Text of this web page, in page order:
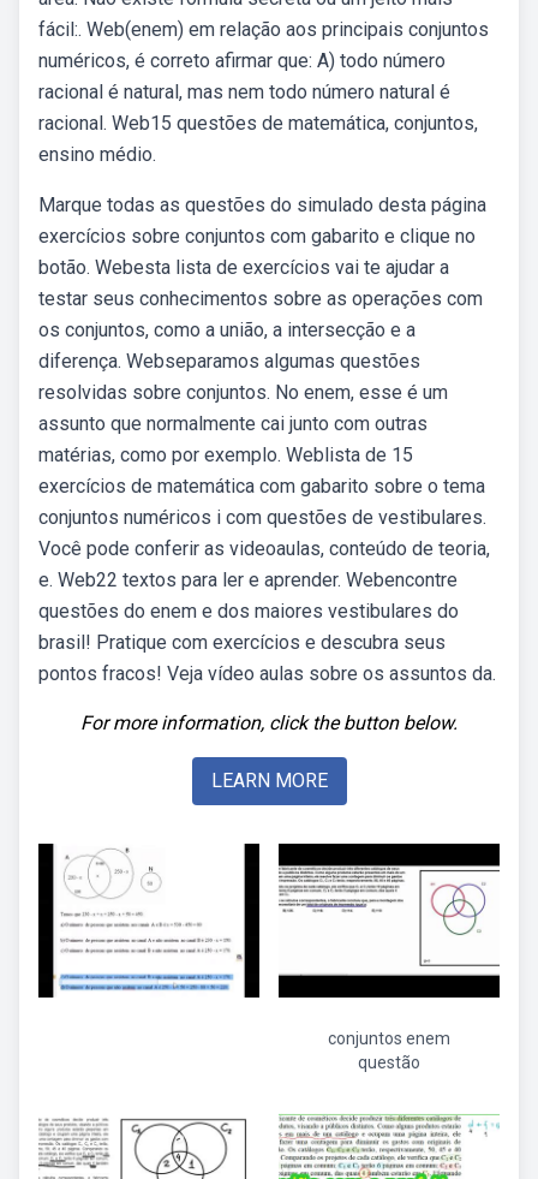
fácil:. Web(enem) em relação aos principais conjuntos
numéricos, é correto afirmar que: A) todo número
racional é natural, mas nem todo número natural é
racional. Web15 questões de matemática, conjuntos,
ensino médio.
Marque todas as questões do simulado desta página
exercícios sobre conjuntos com gabarito e clique no
botão. Webesta lista de exercícios vai te ajudar a
testar seus conhecimentos sobre as operações com
os conjuntos, como a união, a intersecção e a
diferença. Webseparamos algumas questões
resolvidas sobre conjuntos. No enem, esse é um
assunto que normalmente cai junto com outras
matérias, como por exemplo. Weblista de 15
exercícios de matemática com gabarito sobre o tema
conjuntos numéricos i com questões de vestibulares.
Você pode conferir as videoaulas, conteúdo de teoria,
e. Web22 textos para ler e aprender. Webencontre
questões do enem e dos maiores vestibulares do
brasil! Pratique com exercícios e descubra seus
pontos fracos! Veja vídeo aulas sobre os assuntos da.
For more information, click the button below.
LEARN MORE
conjuntos enem
questão